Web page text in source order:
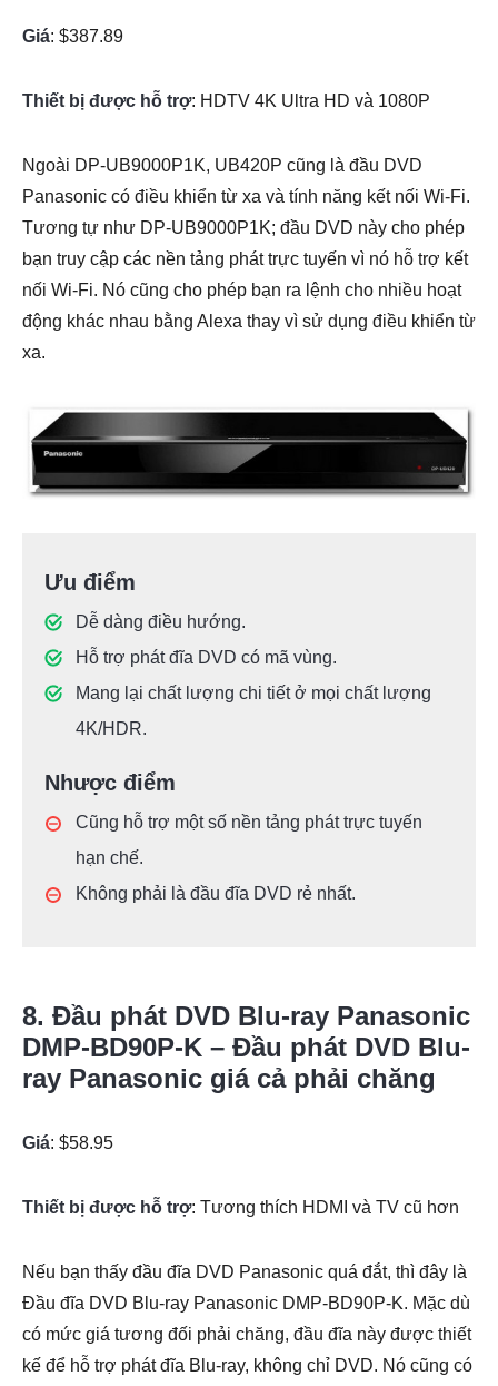
Giá: $387.89
Thiết bị được hỗ trợ: HDTV 4K Ultra HD và 1080P
Ngoài DP-UB9000P1K, UB420P cũng là đầu DVD
Panasonic có điều khiển từ xa và tính năng kết nối Wi-Fi.
Tương tự như DP-UB9000P1K; đầu DVD này cho phép
bạn truy cập các nền tảng phát trực tuyến vì nó hỗ trợ kết
nối Wi-Fi. Nó cũng cho phép bạn ra lệnh cho nhiều hoạt
động khác nhau bằng Alexa thay vì sử dụng điều khiển từ
xa.
Ưu điểm
Dễ dàng điều hướng.
Hỗ trợ phát đĩa DVD có mã vùng.
Mang lại chất lượng chi tiết ở mọi chất lượng
4K/HDR.
Nhược điểm
Cũng hỗ trợ một số nền tảng phát trực tuyến
hạn chế.
Không phải là đầu đĩa DVD rẻ nhất.
8. Đầu phát DVD Blu-ray Panasonic
DMP-BD90P-K – Đầu phát DVD Blu-
ray Panasonic giá cả phải chăng
Giá: $58.95
Thiết bị được hỗ trợ: Tương thích HDMI và TV cũ hơn
Nếu bạn thấy đầu đĩa DVD Panasonic quá đắt, thì đây là
Đầu đĩa DVD Blu-ray Panasonic DMP-BD90P-K. Mặc dù
có mức giá tương đối phải chăng, đầu đĩa này được thiết
kế để hỗ trợ phát đĩa Blu-ray, không chỉ DVD. Nó cũng có